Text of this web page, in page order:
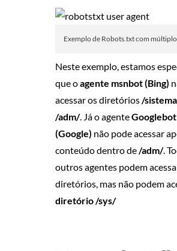
S
A
Exemplo de Robots.txt com
Neste exemplo, estamos
que oagente msnbot (Bing)
acessar os diretórios/
/adm/. Já o agenteGooglebot
(Google) não pode acessar
conteúdo dentro de/adm/.
outros agentes podem
diretórios, mas não podem
diretório /sys/